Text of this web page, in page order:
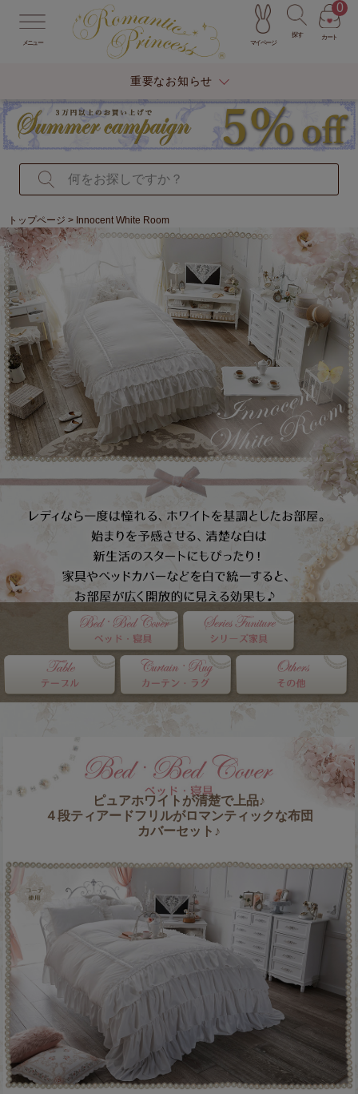
メニュー マイページ
探す カート
0
重要なお知らせ
トップページ > Innocent White Room
ピュアホワイトが清楚で上品♪
４段ティアードフリルがロマンティックな布団
カバーセット♪